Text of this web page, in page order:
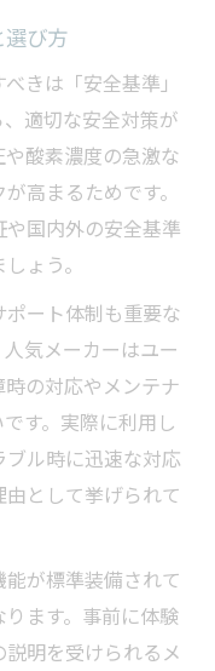
び方
きは「安全基準」
適切な安全対策が
酸素濃度の急激な
高まるためです。
国内外の安全基準
ょう。
ート体制も重要な
気メーカーはユー
の対応やメンテナ
す。実際に利用し
ル時に迅速な対応
として挙げられて
が標準装備されて
ます。事前に体験
明を受けられるメ